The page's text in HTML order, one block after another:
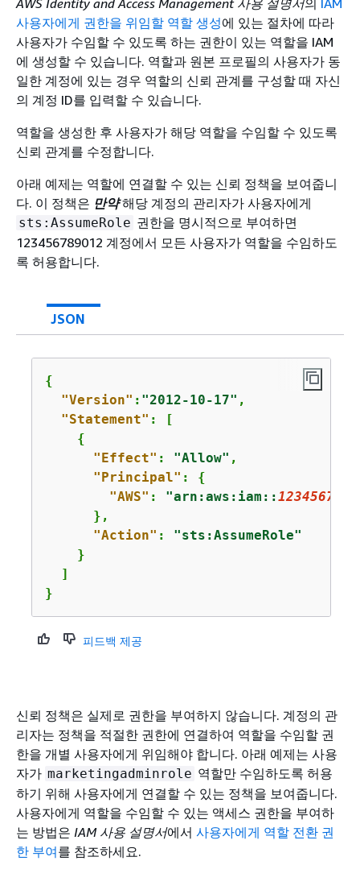
사용자에게 권한을 위임할 역할 생성에 있는 절차에 따라
사용자가 수임할 수 있도록 하는 권한이 있는 역할을 IAM
에 생성할 수 있습니다. 역할과 원본 프로필의 사용자가 동
일한 계정에 있는 경우 역할의 신뢰 관계를 구성할 때 자신
의 계정 ID를 입력할 수 있습니다.
역할을 생성한 후 사용자가 해당 역할을 수임할 수 있도록
신뢰 관계를 수정합니다.
아래 예제는 역할에 연결할 수 있는 신뢰 정책을 보여줍니
다. 이 정책은 만약해당 계정의 관리자가 사용자에게
sts:AssumeRole 권한을 명시적으로 부여하면
123456789012 계정에서 모든 사용자가 역할을 수임하도
록 허용합니다.
JSON
{
"Version" : "2012-10-17" ,
"Statement" : [
{
"Effect" : "Allow" ,
"Principal" : {
"AWS" : "arn:aws:iam::
      },
"Action" : "sts:AssumeRole"
    }
  ]
}
피드백 제공
신뢰 정책은 실제로 권한을 부여하지 않습니다. 계정의 관
리자는 정책을 적절한 권한에 연결하여 역할을 수임할 권
한을 개별 사용자에게 위임해야 합니다. 아래 예제는 사용
자가 marketingadminrole 역할만 수임하도록 허용
하기 위해 사용자에게 연결할 수 있는 정책을 보여줍니다.
사용자에게 역할을 수임할 수 있는 액세스 권한을 부여하
는 방법은 IAM 사용 설명서에서 사용자에게 역할 전환 권
한 부여를 참조하세요.